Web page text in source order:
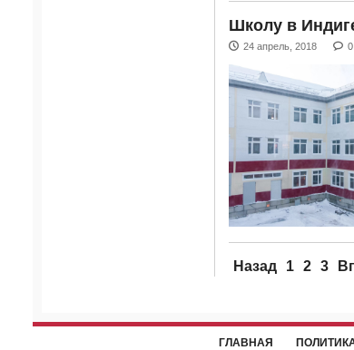
Школу в
24 апрель, 2018 0
Назад 1 2 3
ГЛАВНАЯ